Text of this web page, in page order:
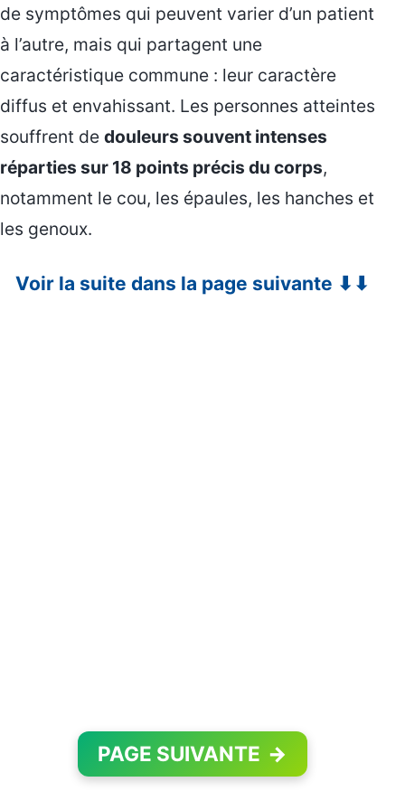
de symptômes qui peuvent varier d’un patient
à l’autre, mais qui partagent une
caractéristique commune : leur caractère
diffus et envahissant. Les personnes atteintes
souffrent de douleurs souvent intenses
réparties sur 18 points précis du corps,
notamment le cou, les épaules, les hanches et
les genoux.
Voir la suite dans la page suivante ⬇⬇
PAGE SUIVANTE →